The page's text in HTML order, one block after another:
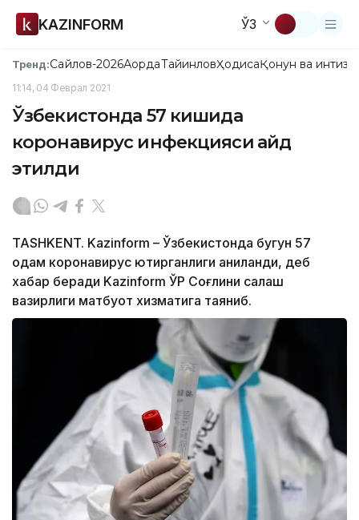
KAZINFORM ЎЗ
Тренд:Сайлов-2026АқордаТайинловҲодисаҚонун ва
11:14, 04 Феврал 2021
Ўзбекистонда 57 кишида
коронавирус инфекцияси қайд
этилди
TASHKENT. Kazinform – Ўзбекистонда бугун 57
одам коронавирус юқтирганлиги аниқланди, деб
хабар беради Kazinform ЎР Соғлиқни сақлаш
вазирлиги матбуот хизматига таяниб.